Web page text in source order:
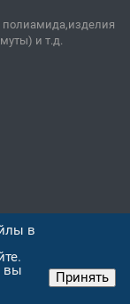
полиамида,изделия
и т.д.
в
вы
Принять